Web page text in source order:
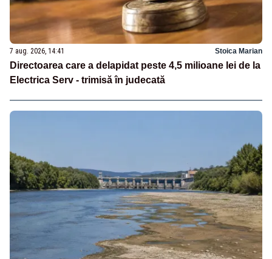
7 aug. 2026, 14:41 Stoica Marian
Directoarea care a delapidat peste 4,5 milioane lei de la
Electrica Serv - trimisă în judecată